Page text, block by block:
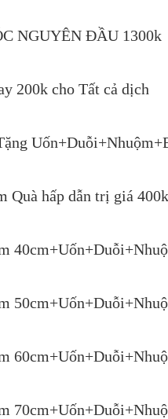
NGUYÊN ĐẦU 1300k
200k cho Tất cả dịch
Quà hấp dẫn trị giá 400k